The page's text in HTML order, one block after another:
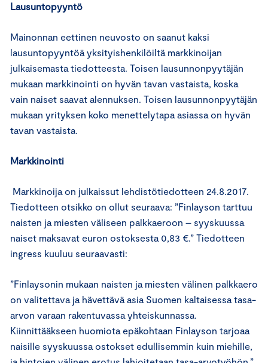
Lausuntopyyntö
Mainonnan eettinen neuvosto on saanut kaksi
lausuntopyyntöä yksityishenkilöiltä markkinoijan
julkaisemasta tiedotteesta. Toisen lausunnonpyytäjän
mukaan markkinointi on hyvän tavan vastaista, koska
vain naiset saavat alennuksen. Toisen lausunnonpyytäjän
mukaan yrityksen koko menettelytapa asiassa on hyvän
tavan vastaista.
Markkinointi
Markkinoija on julkaissut lehdistötiedotteen 24.8.2017.
Tiedotteen otsikko on ollut seuraava: ”Finlayson tarttuu
naisten ja miesten väliseen palkkaeroon – syyskuussa
naiset maksavat euron ostoksesta 0,83 €.” Tiedotteen
ingress kuuluu seuraavasti:
”Finlaysonin mukaan naisten ja miesten välinen palkkaero
on valitettava ja hävettävä asia Suomen kaltaisessa tasa-
arvon varaan rakentuvassa yhteiskunnassa.
Kiinnittääkseen huomiota epäkohtaan Finlayson tarjoaa
naisille syyskuussa ostokset edullisemmin kuin miehille,